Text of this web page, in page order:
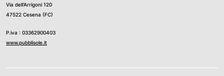
Via dell’Arrigoni 120
47522 Cesena (FC)
P.iva : 03362900403
www.pubblisole.it